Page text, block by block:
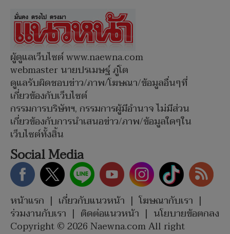
ผู้ดูแลเว็บไซต์ www.naewna.com
webmaster นายปรเมษฐ์ ภู่โต
ดูแลรับผิดชอบข่าว/ภาพ/โฆษณา/ข้อมูลอื่นๆที่
เกี่ยวข้องกับเว็บไซต์
กรรมการบริษัทฯ, กรรมการผู้มีอำนาจ ไม่มีส่วน
เกี่ยวข้องกับการนำเสนอข่าว/ภาพ/ข้อมูลใดๆใน
เว็บไซต์ทั้งสิ้น
Social Media
หน้าแรก | เกี่ยวกับแนวหน้า | โฆษณากับเรา |
ร่วมงานกับเรา | ติดต่อแนวหน้า | นโยบายข้อตกลง
Copyright © 2026 Naewna.com All right